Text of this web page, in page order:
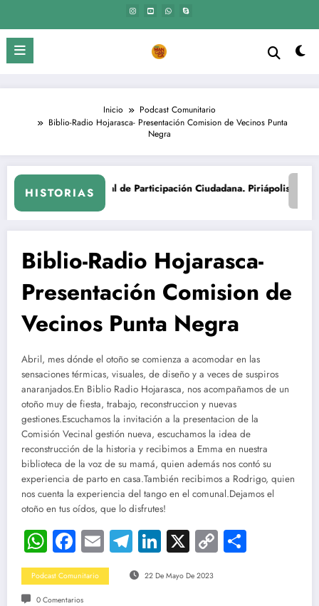
contenido
Inicio
Podcast Comunitario
Biblio-Radio Hojarasca- Presentación Comision de Vecinos Punta
Negra
HISTORIAS 1era Mesa Territorial de Participación Ciudadana. Piriápolis – MaldonadoEl Mangangá | Acción,
Biblio-Radio Hojarasca-
Presentación Comision de
Vecinos Punta Negra
Abril, mes dónde el otoño se comienza a acomodar en las
sensaciones térmicas, visuales, de diseño y a veces de suspiros
anaranjados.En Biblio Radio Hojarasca, nos acompañamos de un
otoño muy de fiesta, trabajo, reconstruccion y nuevas
gestiones.Escuchamos la invitación a la presentacion de la
Comisión Vecinal gestión nueva, escuchamos la idea de
reconstrucción de la historia y recibimos a Emma en nuestra
biblioteca de la voz de su mamá, quien además nos contó su
experiencia de parto en casa.También recibimos a Rodrigo, quien
nos cuenta la experiencia del tango en el comunal.Dejamos el
otoño en tus oídos, que lo disfrutes!
WhatsApp
Facebook
EmailTelegram
LinkedIn
X Copy
Link
Podcast Comunitario 22 De Mayo De 2023
0 Comentarios